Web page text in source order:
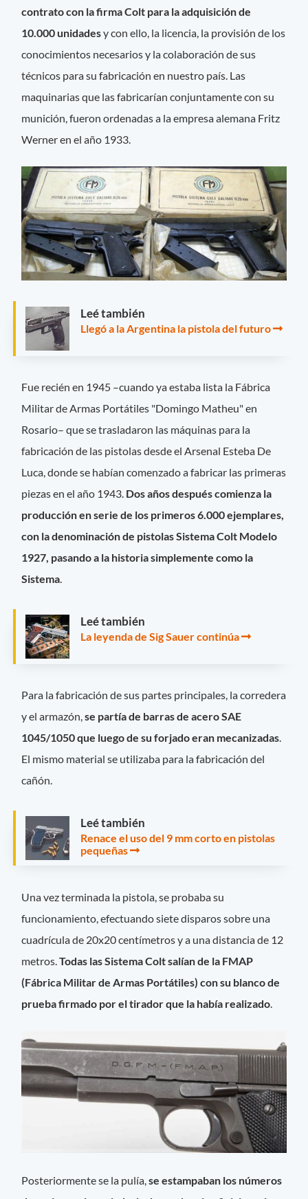
contrato con la firma Colt para la adquisición de
10.000 unidadesy con ello, la licencia, la provisión de los
conocimientos necesarios y la colaboración de sus
técnicos para su fabricación en nuestro país. Las
maquinarias que las fabricarían conjuntamente con su
munición, fueron ordenadas a la empresa alemana Fritz
Werner en el año 1933.
Leé también
Llegó a la Argentina la pistola del futuro
Fue recién en 1945 –cuando ya estaba lista la Fábrica
Militar de Armas Portátiles "Domingo Matheu" en
Rosario– que se trasladaron las máquinas para la
fabricación de las pistolas desde el Arsenal Esteba De
Luca, donde se habían comenzado a fabricar las primeras
piezas en el año 1943. Dos años después comienza la
producción en serie de los primeros 6.000 ejemplares,
con la denominación de pistolas Sistema Colt Modelo
1927, pasando a la historia simplemente como la
Sistema
Leé también
La leyenda de Sig Sauer continúa
Para la fabricación de sus partes principales, la corredera
y el armazón,se partía de barras de acero SAE
1045/1050 que luego de su forjado eran mecanizadas.
El mismo material se utilizaba para la fabricación del
cañón.
Leé también
Renace el uso del 9 mm corto en pistolas
pequeñas
Una vez terminada la pistola, se probaba su
funcionamiento, efectuando siete disparos sobre una
cuadrícula de 20x20 centímetros y a una distancia de 12
metros.Todas las Sistema Colt salían de la FMAP
(Fábrica Militar de Armas Portátiles) con su blanco de
prueba firmado por el tirador que la había realizado
Posteriormente se la pulía,se estampaban los números